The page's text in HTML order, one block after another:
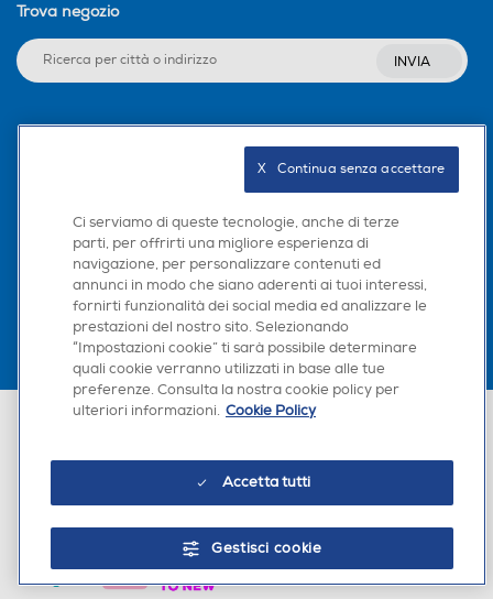
Trova negozio
INVIA
Scarica la nostra app
Euronics Italia SpA. Sede legale Via Montefeltro, 6/a 20156 Milano
Ci serviamo di queste tecnologie, anche di terze
parti, per offrirti una migliore esperienza di
navigazione, per personalizzare contenuti ed
annunci in modo che siano aderenti ai tuoi interessi,
fornirti funzionalità dei social media ed analizzare le
prestazioni del nostro sito. Selezionando
“Impostazioni cookie” ti sarà possibile determinare
quali cookie verranno utilizzati in base alle tue
preferenze. Consulta la nostra cookie policy per
ulteriori informazioni. Cookie Policy
Accetta tutti
Gestisci cookie
X   Continua senza accettare